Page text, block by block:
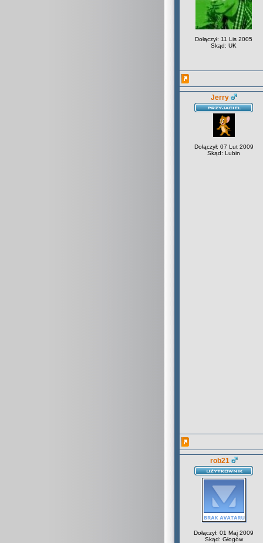
Dołączył: 11 Lis 2005
Skąd: UK
Jerry
Dołączył: 07 Lut 2009
Skąd: Lubin
rob21
Dołączył: 01 Maj 2009
Skąd: Głogów